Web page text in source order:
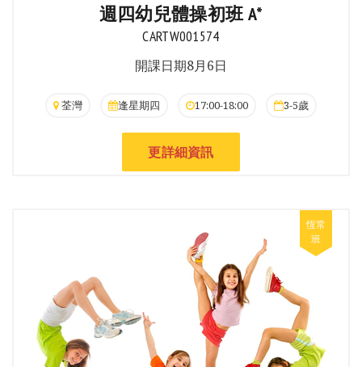
週四幼兒體操初班 A*
CARTW001574
開課日期8月6日
荃灣 逢星期四 17:00-18:00 3-5歲
更詳細資訊